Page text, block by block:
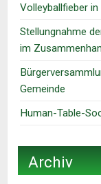
Volleyballfieber
Stellungnahme
im
Gemeinde
Human-Table-
Archiv